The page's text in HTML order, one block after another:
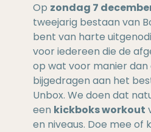
Op zondag 7
tweejarig bestaan van
bent van harte
voor iedereen die de
op wat voor manier
bijgedragen aan het
Unbox. We doen dat
een kickboks workout
en niveaus. Doe mee of